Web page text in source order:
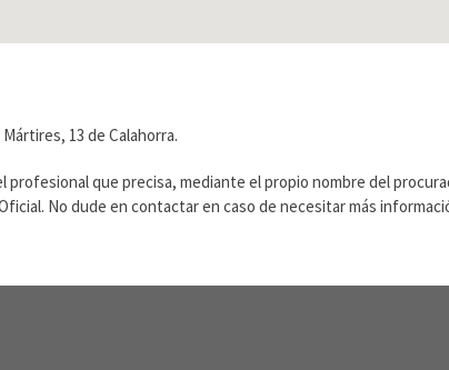
13 de Calahorra.
que precisa, mediante el propio nombre del
No dude en contactar en caso de necesitar más